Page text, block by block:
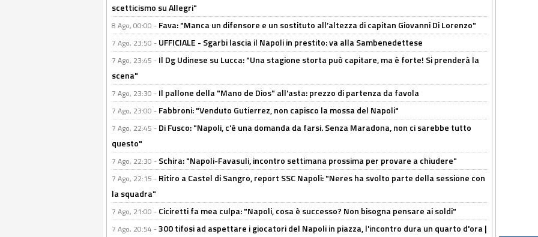
scetticismo su Allegri"
8 Ago, 00:00 - Fava: "Manca un difensore e un sostituto all’altezza di capitan Giovanni Di Lorenzo"
7 Ago, 23:50 - UFFICIALE - Sgarbi lascia il Napoli in prestito: va alla Sambenedettese
7 Ago, 23:45 - Il Dg Udinese su Lucca: "Una stagione storta può capitare, ma è forte! Si prenderà la
scena"
7 Ago, 23:30 - Il pallone della "Mano de Dios" all'asta: prezzo di partenza da favola
7 Ago, 23:00 - Fabbroni: "Venduto Gutierrez, non capisco la mossa del Napoli"
7 Ago, 22:45 - Di Fusco: "Napoli, c'è una domanda da farsi. Senza Maradona, non ci sarebbe tutto
questo"
7 Ago, 22:30 - Schira: "Napoli-Favasuli, incontro settimana prossima per provare a chiudere"
7 Ago, 22:15 - Ritiro a Castel di Sangro, report SSC Napoli: "Neres ha svolto parte della sessione con
la squadra"
7 Ago, 21:00 - Ciciretti fa mea culpa: "Napoli, cosa è successo? Non bisogna pensare ai soldi"
7 Ago, 20:54 -300 tifosi ad aspettare i giocatori del Napoli in piazza, l'incontro dura un quarto d'ora |